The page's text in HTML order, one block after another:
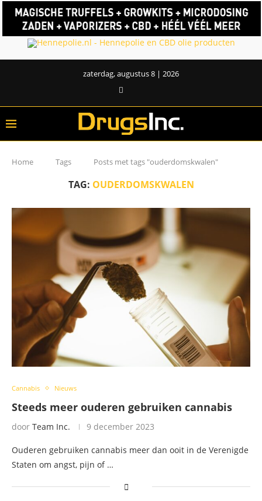
zaterdag, augustus 8 | 2026
Home Tags Posts met tags "ouderdomskwalen"
TAG: OUDERDOMSKWALEN
Cannabis Nieuws
Steeds meer ouderen gebruiken cannabis
door Team Inc. 9 december 2023
Ouderen gebruiken cannabis meer dan ooit in de Verenigde
Staten om angst, pijn of …